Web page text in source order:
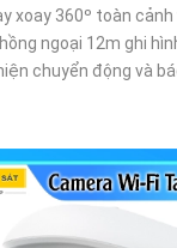
xoay 360º toàn
ngoại 12m ghi